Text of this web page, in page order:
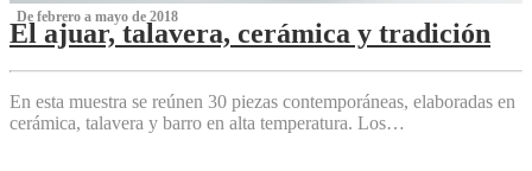
‌ De febrero a mayo de 2018
El ajuar, talavera, cerámica y tradición
‌
En esta muestra se reúnen 30 piezas contemporáneas, elaboradas en
cerámica, talavera y barro en alta temperatura. Los…